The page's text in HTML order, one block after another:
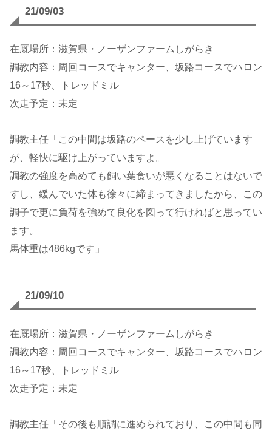
21/09/03
在厩場所：滋賀県・ノーザンファームしがらき
調教内容：周回コースでキャンター、坂路コースでハロン
16～17秒、トレッドミル
次走予定：未定
調教主任「この中間は坂路のペースを少し上げています
が、軽快に駆け上がっていますよ。
調教の強度を高めても飼い葉食いが悪くなることはないで
すし、緩んでいた体も徐々に締まってきましたから、この
調子で更に負荷を強めて良化を図って行ければと思ってい
ます。
馬体重は486kgです」
21/09/10
在厩場所：滋賀県・ノーザンファームしがらき
調教内容：周回コースでキャンター、坂路コースでハロン
16～17秒、トレッドミル
次走予定：未定
調教主任「その後も順調に進められており、この中間も同